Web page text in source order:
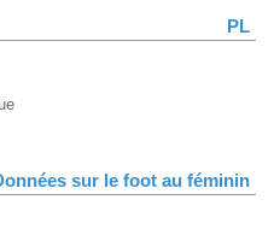
PL
sur le foot au féminin